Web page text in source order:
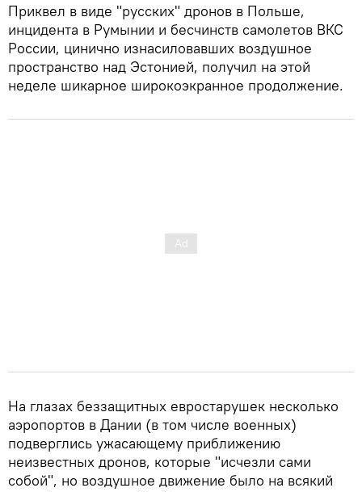
Приквел в виде "русских" дронов в Польше,
инцидента в Румынии и бесчинств самолетов ВКС
России, цинично изнасиловавших воздушное
пространство над Эстонией, получил на этой
неделе шикарное широкоэкранное продолжение.
На глазах беззащитных евростарушек несколько
аэропортов в Дании (в том числе военных)
подверглись ужасающему приближению
неизвестных дронов, которые "исчезли сами
собой", но воздушное движение было на всякий